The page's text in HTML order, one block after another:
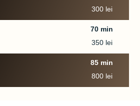
300 lei
70 min
350 lei
85 min
800 lei